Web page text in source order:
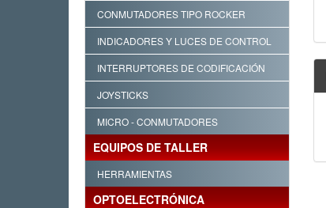
CONMUTADORES TIPO ROCKER
INDICADORES Y LUCES DE CONTROL
INTERRUPTORES DE CODIFICACIÓN
JOYSTICKS
MICRO - CONMUTADORES
EQUIPOS DE TALLER
HERRAMIENTAS
OPTOELECTRÓNICA